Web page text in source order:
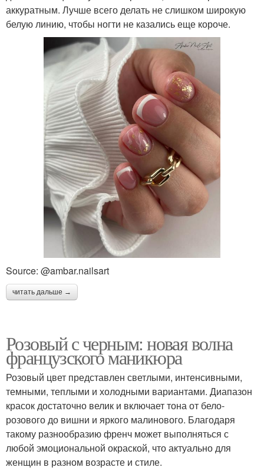
аккуратным. Лучше всего делать не слишком широкую
белую линию, чтобы ногти не казались еще короче.
Source: @ambar.nailsart
читать дальше →
Розовый с черным: новая волна
французского маникюра
Розовый цвет представлен светлыми, интенсивными,
темными, теплыми и холодными вариантами. Диапазон
красок достаточно велик и включает тона от бело-
розового до вишни и яркого малинового. Благодаря
такому разнообразию френч может выполняться с
любой эмоциональной окраской, что актуально для
женщин в разном возрасте и стиле.